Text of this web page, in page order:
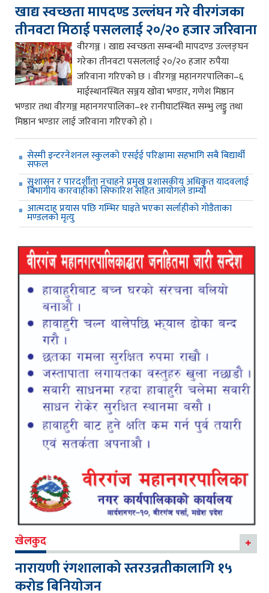
खाद्य स्वच्छता मापदण्ड उल्लंघन गरे वीरगंजका
तीनवटा मिठाई पसललाई २०/२० हजार जरिवाना
वीरगञ्ज । खाद्य स्वच्छता सम्बन्धी मापदण्ड उल्लङ्घन
गरेका तीनवटा पसललाई २०/२० हजार रुपैया
जरिवाना गरिएको छ । वीरगञ्ज महानगरपालिका–६
माईस्थानस्थित सञ्जय खोवा भण्डार, गणेश मिष्ठान
भण्डार तथा वीरगञ्ज महानगरपालिका–११ रानीघाटस्थित सम्भु लड्डु तथा
मिष्ठान भण्डार लाई जरिवाना गरिएको हो ।
सेस्मी इन्टरनेशनल स्कुलको एसईई परिक्षामा सहभागि सबै बिद्यार्थी
सफल
सुशासन र पारदर्शीता नचाहने प्रमुख प्रशासकीय अधिकृत यादवलाई
बिभागीय कारवाहीको सिफारिश सहित आयोगले डाम्यो
आत्मदाह प्रयास पछि गम्भिर घाइते भएका सर्लाहीको गोडैताका
मण्डलको मृत्यु
खेलकुद
नारायणी रंगशालाको स्तरउन्नतीकालागि १५
करोड बिनियोजन